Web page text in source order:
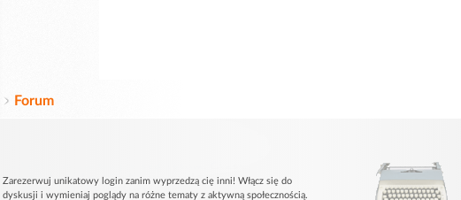
Forum
Zarezerwuj unikatowy login zanim wyprzedzą cię inni! Włącz się do
dyskusji i wymieniaj poglądy na różne tematy z aktywną społecznością.